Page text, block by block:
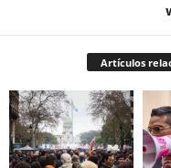
Artículos